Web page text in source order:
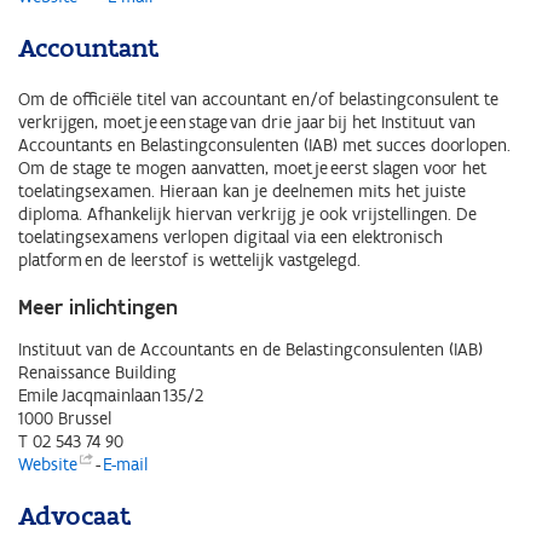
Accountant
Om de officiële titel van accountant en/of belastingconsulent te
verkrijgen, moet je een stage van drie jaar bij het Instituut van
Accountants en Belastingconsulenten (IAB) met succes doorlopen.
Om de stage te mogen aanvatten, moet je eerst slagen voor het
toelatingsexamen. Hieraan kan je deelnemen mits het juiste
diploma. Afhankelijk hiervan verkrijg je ook vrijstellingen. De
toelatingsexamens verlopen digitaal via een elektronisch
platform en de leerstof is wettelijk vastgelegd.
Meer inlichtingen
Instituut van de Accountants en de Belastingconsulenten (IAB)
Renaissance Building
Emile Jacqmainlaan 135/2
1000 Brussel
T 02 543 74 90
Website
-E-mail
Advocaat